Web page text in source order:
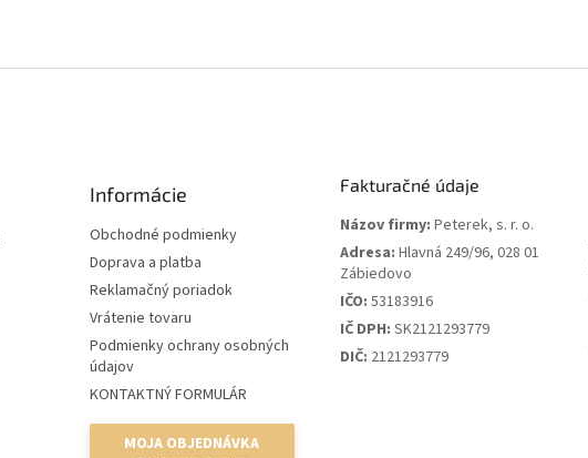
Informácie
Obchodné podmienky
Doprava a platba
Reklamačný poriadok
Vrátenie tovaru
Podmienky ochrany osobných
údajov
KONTAKTNÝ FORMULÁR
MOJA OBJEDNÁVKA
Fakturačné údaje
Názov firmy: Peterek, s. r. o.
Adresa: Hlavná 249/96, 028 01
Zábiedovo
IČO: 53183916
IČ DPH: SK2121293779
DIČ: 2121293779